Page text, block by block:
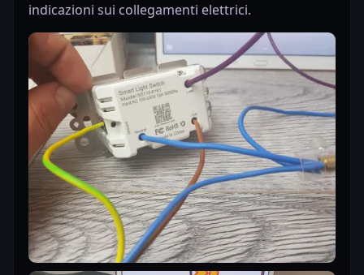
indicazioni sui collegamenti elettrici.